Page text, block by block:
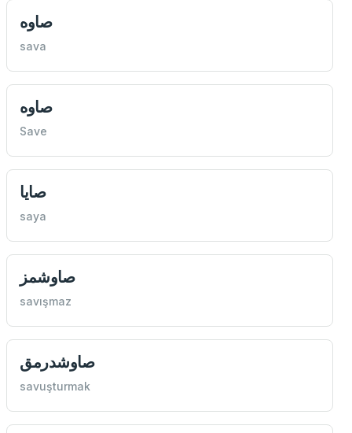
صاوه
sava
صاوه
Save
صايا
saya
صاوشمز
savışmaz
صاوشدرمق
savuşturmak